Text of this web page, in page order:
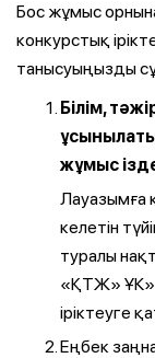
Бос жұмыс
конкурстық
танысуыңызды
Білім,
жұмыс
Лауазымға
келетін
туралы
«ҚТЖ» ҰК»
іріктеуге
Еңбек